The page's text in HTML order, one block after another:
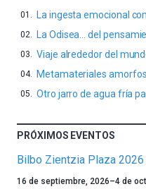
La ingesta emocional
La Odisea… del
Viaje alrededor del
Metamateriales
Otro jarro de agua fría
PRÓXIMOS EVENTOS
Bilbo Zientzia Plaza 2026
Un
16 de septiembre, 2026–4 de